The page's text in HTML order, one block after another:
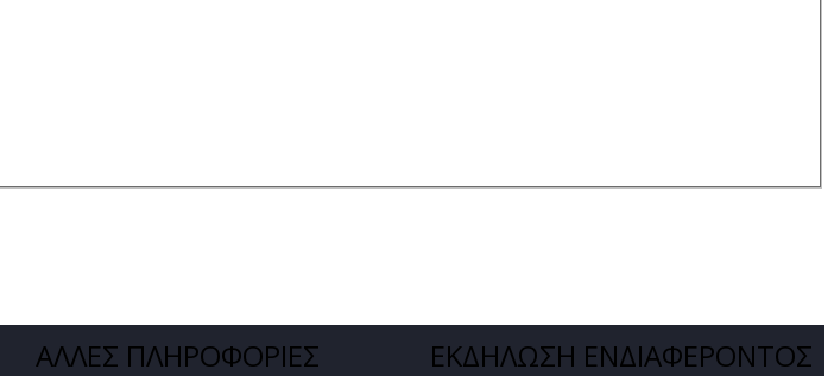
ΑΛΛΕΣ ΠΛΗΡΟΦΟΡΙΕΣ ΕΚΔΗΛΩΣΗ ΕΝΔΙΑΦΕΡΟΝΤΟΣ